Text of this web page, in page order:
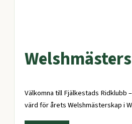
Välkomna till Fjälkestads Ridklubb
värd för årets Welshmästerskap i